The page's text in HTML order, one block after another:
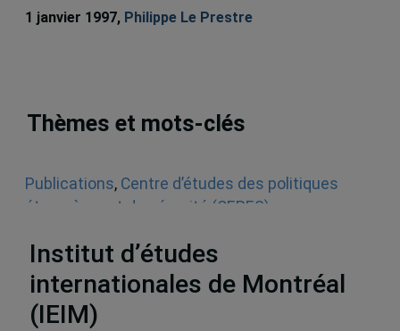
1 janvier 1997, Philippe Le Prestre
Thèmes et mots-clés
Publications, Centre d’études des politiques
étrangères et de sécurité (CEPES)
Institut d’études
internationales de Montréal
(IEIM)